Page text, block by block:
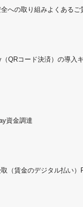
への取り組みよくあるご
QRコード決済）の導入
資金調達
（賃金のデジタル払い）